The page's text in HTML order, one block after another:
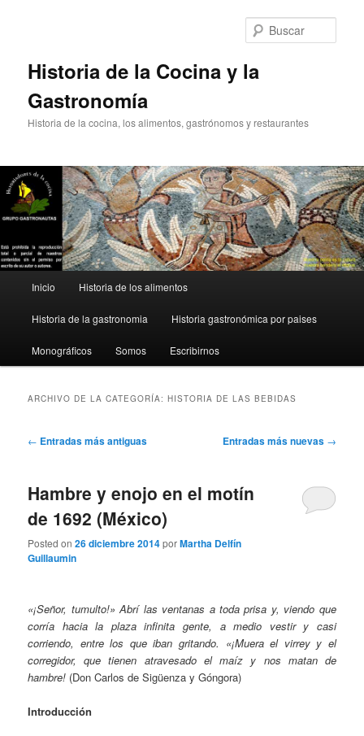
Historia de la Cocina y la
Gastronomía
Historia de la cocina, los alimentos, gastrónomos y restaurantes
principal
Inicio Historia de los alimentos
Historia de la gastronomia Historia gastronómica por paises
Monográficos Somos Escribirnos
ARCHIVO DE LA CATEGORÍA:HISTORIA DE LAS BEBIDAS
Navegación
← Entradas más antiguas Entradas más nuevas →
Hambre y enojo en el motín
de 1692 (México)
Posted on26 diciembre 2014porMartha Delfín
Guillaumin
«¡Señor, tumulto!» Abrí las ventanas a toda prisa y, viendo que
corría hacia la plaza infinita gente, a medio vestir y casi
corriendo, entre los que iban gritando. «¡Muera el virrey y el
corregidor, que tienen atravesado el maíz y nos matan de
hambre! (Don Carlos de Sigüenza y Góngora)
Introducción